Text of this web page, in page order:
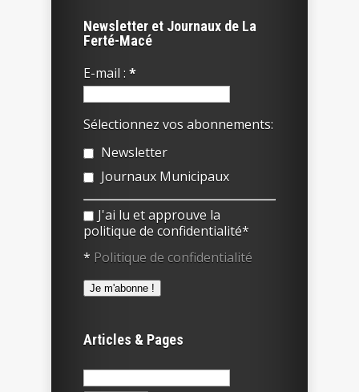
Newsletter et Journaux de La
Ferté-Macé
E-mail : *
Sélectionnez vos abonnements:
Newsletter
Journaux Municipaux
J'ai lu et approuve la
politique de confidentialité*
* Politique de confidentialité
Articles & Pages
Rechercher :